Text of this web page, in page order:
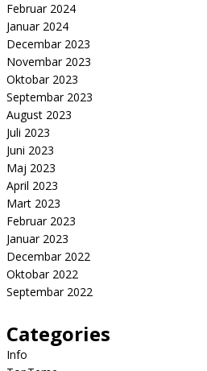
Februar 2024
Januar 2024
Decembar 2023
Novembar 2023
Oktobar 2023
Septembar 2023
August 2023
Juli 2023
Juni 2023
Maj 2023
April 2023
Mart 2023
Februar 2023
Januar 2023
Decembar 2022
Oktobar 2022
Septembar 2022
Categories
Info